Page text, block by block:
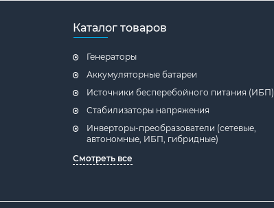
Каталог товаров
Генераторы
Аккумуляторные батареи
Источники бесперебойного питания (ИБП)
Стабилизаторы напряжения
Инверторы-преобразователи (сетевые,
автономные, ИБП, гибридные)
Смотреть все